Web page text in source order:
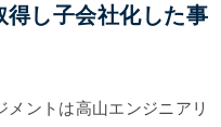
得し子会社化した事
メントは高山エンジニアリ